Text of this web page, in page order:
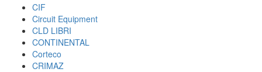
CIF
Circuit Equipment
CLD LIBRI
CONTINENTAL
Corteco
CRIMAZ